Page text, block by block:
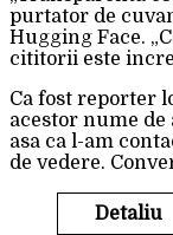
purtator de
Hugging Face.
cititorii este
Ca fost reporter
acestor nume
asa ca l-am
de vedere.
Detaliu